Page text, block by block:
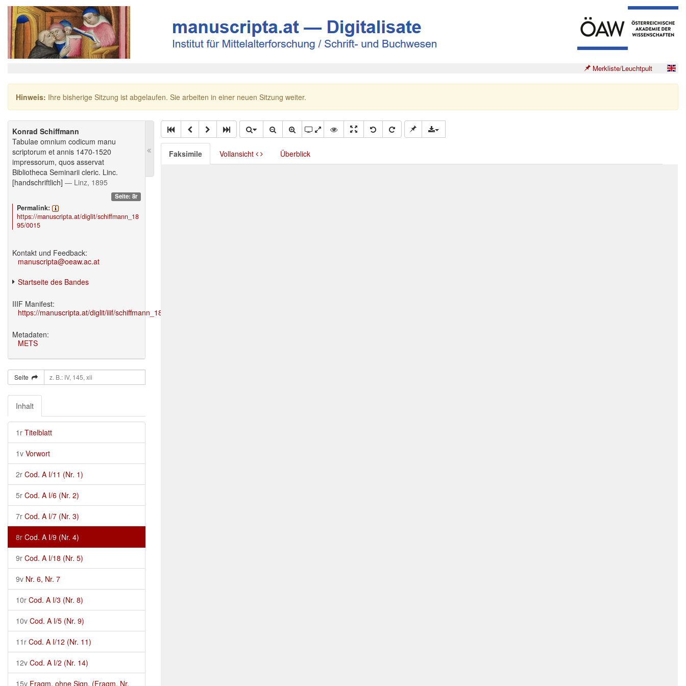
Merkliste/Leuchtpult
Hinweis: Ihre bisherige Sitzung ist abgelaufen. Sie arbeiten in einer neuen Sitzung weiter.
Konrad Schiffmann
Tabulae omnium codicum manu
scriptorum et annis 1470-1520
impressorum, quos asservat
Bibliotheca Seminarii cleric. Linc.
[handschriftlich] — Linz, 1895
Seite: 8r
Permalink:
https://manuscripta.at/diglit/schiffmann_18
95/0015
Kontakt und Feedback:
manuscripta@oeaw.ac.at
Startseite des Bandes
IIIF Manifest:
https://manuscripta.at/diglit/iiif/schiffmann_1895/manifest.json
Metadaten:
METS
Seite
Inhalt
1r Titelblatt
1v Vorwort
2r Cod. A I/11 (Nr. 1)
5r Cod. A I/6 (Nr. 2)
7r Cod. A I/7 (Nr. 3)
8r Cod. A I/9 (Nr. 4)
9r Cod. A I/18 (Nr. 5)
9v Nr. 6, Nr. 7
10r Cod. A I/3 (Nr. 8)
10v Cod. A I/5 (Nr. 9)
11r Cod. A I/12 (Nr. 11)
12v Cod. A I/2 (Nr. 14)
15v Fragm. ohne Sign. (Fragm. Nr.
Faksimile Vollansicht Überblick